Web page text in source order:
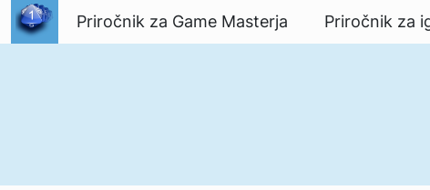
Preskoči na vsebino
Priročnik za Game Masterja Priročnik za